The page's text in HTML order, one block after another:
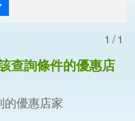
1/1
查詢條件的優惠店
的優惠店家